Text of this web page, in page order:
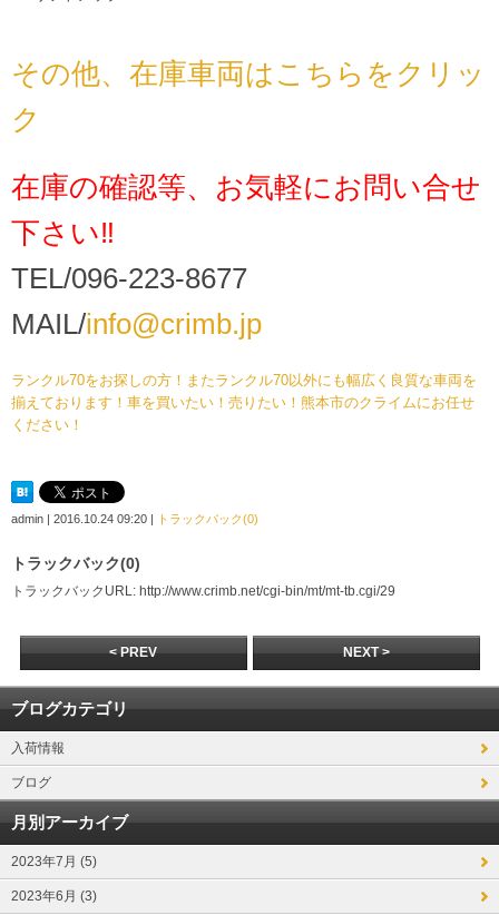
その他、在庫車両はこちらをクリッ
ク
在庫の確認等、お気軽にお問い合せ
下さい‼
TEL/096-223-8677
MAIL/info@crimb.jp
ランクル70をお探しの方！またランクル70以外にも幅広く良質な車両を
揃えております！車を買いたい！売りたい！熊本市のクライムにお任せ
ください！
admin | 2016.10.24 09:20 | トラックバック(0)
トラックバック(0)
トラックバックURL: http://www.crimb.net/cgi-bin/mt/mt-tb.cgi/29
< PREV NEXT >
ブログカテゴリ
入荷情報
ブログ
月別アーカイブ
2023年7月 (5)
2023年6月 (3)